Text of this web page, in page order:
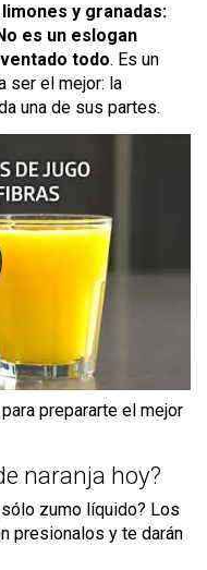
y granadas:
es un eslogan
todo. Es un
ser el mejor: la
una de sus partes.
prepararte el mejor
naranja hoy?
zumo líquido? Los
presionalos y te darán